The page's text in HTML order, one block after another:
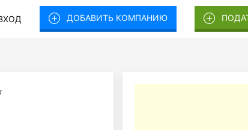
ДОБАВИТЬ КОМПАНИЮ